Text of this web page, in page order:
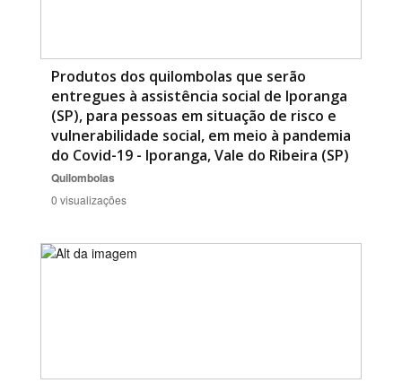
Produtos dos quilombolas que serão
entregues à assistência social de Iporanga
(SP), para pessoas em situação de risco e
vulnerabilidade social, em meio à pandemia
do Covid-19 - Iporanga, Vale do Ribeira (SP)
Quilombolas
0 visualizações